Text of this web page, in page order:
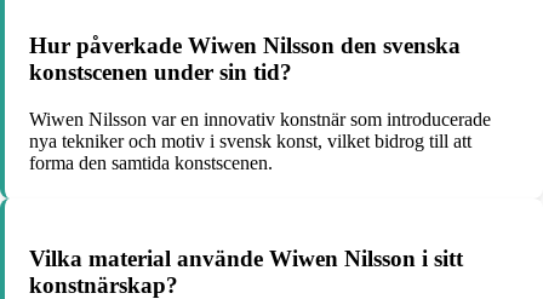
Hur påverkade Wiwen Nilsson den svenska
konstscenen under sin tid?
Wiwen Nilsson var en innovativ konstnär som introducerade
nya tekniker och motiv i svensk konst, vilket bidrog till att
forma den samtida konstscenen.
Vilka material använde Wiwen Nilsson i sitt
konstnärskap?